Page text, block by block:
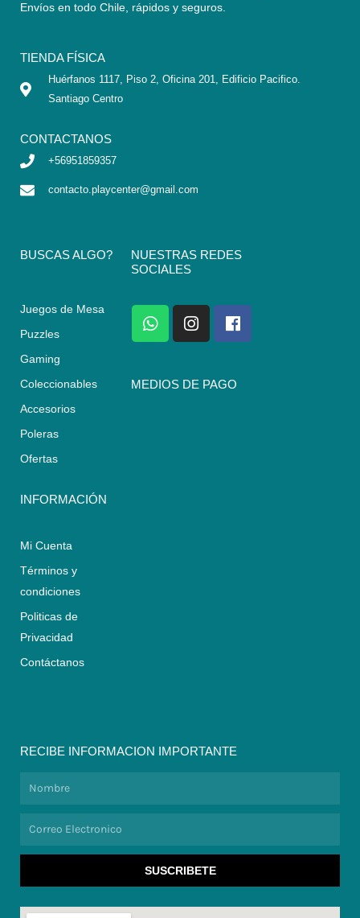
Envíos en todo Chile, rápidos y seguros
TIENDA FÍSICA
Huérfanos 1117, Piso 2, Oficina 201, Edificio Pacifico.
Santiago Centro
CONTACTANOS
+56951859357
contacto.playcenter@gmail.com
BUSCAS ALGO?
Juegos de Mesa
Puzzles
Gaming
Coleccionables
Accesorios
Poleras
Ofertas
INFORMACIÓN
Mi Cuenta
Términos y
condiciones
Politicas de
Privacidad
Contáctanos
NUESTRAS REDES
SOCIALES
W
h
a
s
I
n
s
a
F
a
c
b
MEDIOS DE PAGO
RECIBE INFORMACION IMPORTANTE
SUSCRIBETE